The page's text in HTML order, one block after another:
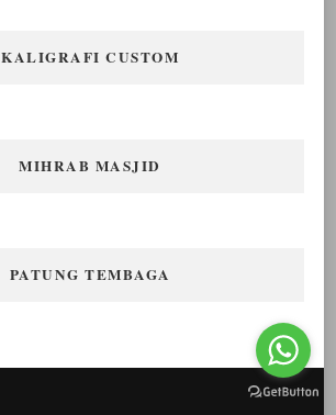
KALIGRAFI CUSTOM
MIHRAB MASJID
PATUNG TEMBAGA